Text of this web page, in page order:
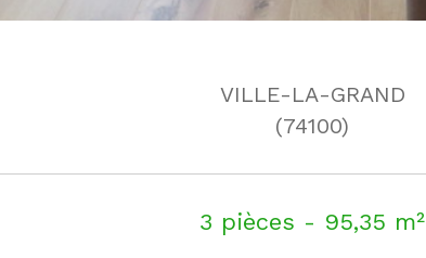
VILLE-LA-GRAND
(74100)
3 pièces - 95,35 m²